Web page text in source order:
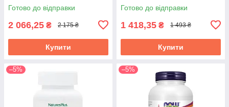
Готово до відправки
2 066,25 ₴ 2 175 ₴
Купити
Готово до відправки
1 418,35 ₴ 1 493 ₴
Купити
–5% –5%